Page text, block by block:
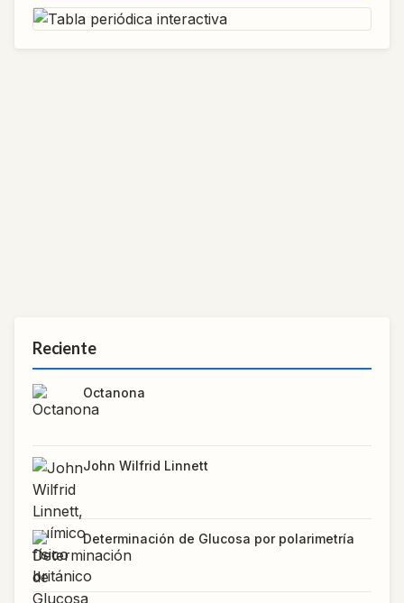
Reciente
Octanona
John Wilfrid Linnett
Determinación de Glucosa por polarimetría